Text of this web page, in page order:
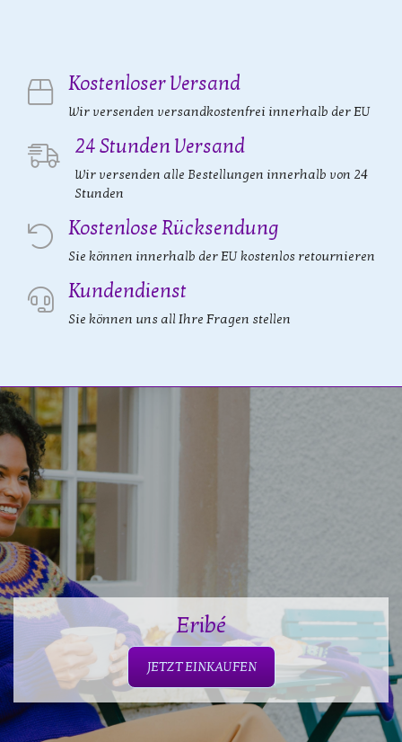
Kostenloser Versand
Wir versenden versandkostenfrei innerhalb der EU
24 Stunden Versand
Wir versenden alle Bestellungen innerhalb von 24
Stunden
Kostenlose Rücksendung
Sie können innerhalb der EU kostenlos retournieren
Kundendienst
Sie können uns all Ihre Fragen stellen
Eribé
JETZT EINKAUFEN